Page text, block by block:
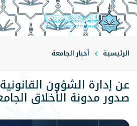
الرئيسية أخبار الجامعة
عن إدارة الشؤون
صدور مدونة الأخلاق